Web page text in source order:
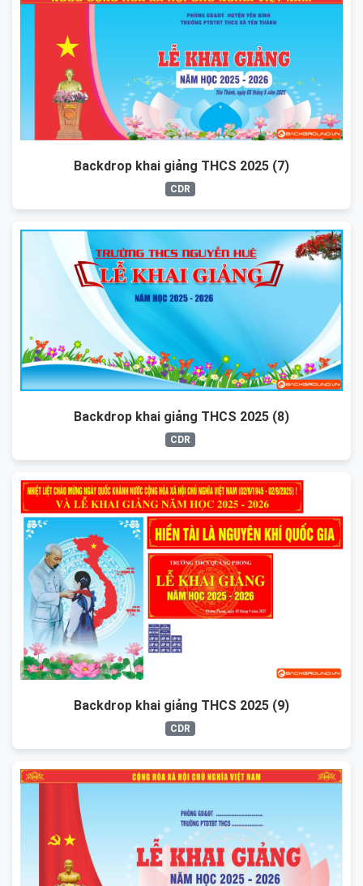
Backdrop khai giảng THCS 2025 (7)
CDR
Backdrop khai giảng THCS 2025 (8)
CDR
Backdrop khai giảng THCS 2025 (9)
CDR